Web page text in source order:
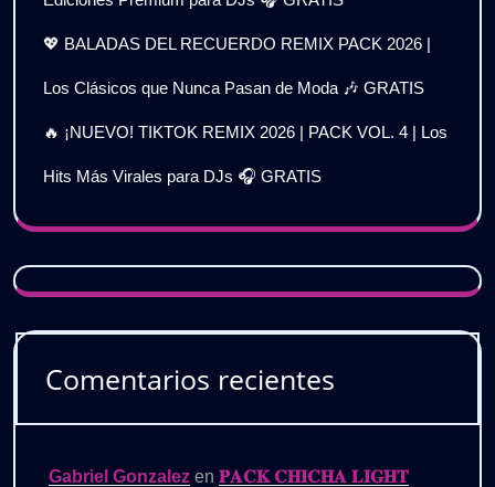
💖 BALADAS DEL RECUERDO REMIX PACK 2026 |
Los Clásicos que Nunca Pasan de Moda 🎶 GRATIS
🔥 ¡NUEVO! TIKTOK REMIX 2026 | PACK VOL. 4 | Los
Hits Más Virales para DJs 🎧 GRATIS
Comentarios recientes
Gabriel Gonzalez en 𝐏𝐀𝐂𝐊 𝐂𝐇𝐈𝐂𝐇𝐀 𝐋𝐈𝐆𝐇𝐓